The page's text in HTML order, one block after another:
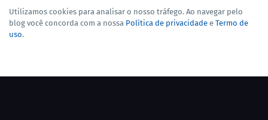
Utilizamos cookies para analisar o nosso tráfego. Ao navegar pelo
blog você concorda com a nossa Política de privacidade e Termo de
uso.